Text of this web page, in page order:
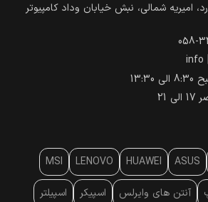
امیریه شمالی، نبش خیابان وداد کامپیوتر
058-
info
ASUS
HUAWEI
LENOVO
MSI
آنتن‌ های وایرلس اسپیکر اسپیلتر